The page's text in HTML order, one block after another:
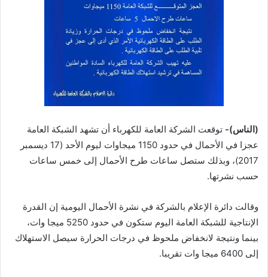
(الناس)- توقعت الشركة العامة للكهرباء أن تشهد الشبكة العامة
عجزا في الأحمال في حدود 1150 ميجاوات ليوم الأحد (17 ديسمبر
2017)، وبذلك ستصل ساعات طرح الأحمال إلى خمس ساعات
حسب نشرتها.
وقالت دائرة الإعلام بالشركة في نشرة الأحمال اليومية إن القدرة
الإنتاجية للشبكة العامة اليوم ستكون في حدود 5250 ميجا وات،
بينما ونتيجة لانخفاض ملحوظ في درجات الحرارة سيصل الاستهلاك
إلى 6400 ميجا وات تقريبا.